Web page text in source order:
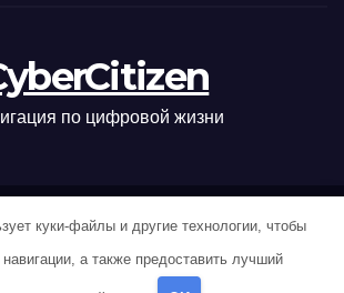
по цифровой жизни
|Тема: News Way, авторThemeansar
Карта сайта
куки-файлы и другие технологии, чтобы
а также предоставить лучший